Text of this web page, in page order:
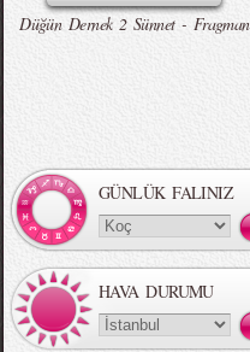
MBFWI - Gülçin Çengel 2015 Yaz
Düğün Dernek 2 Sünnet - Fragman
GÜNLÜK FALINIZ
HAVA DURUMU